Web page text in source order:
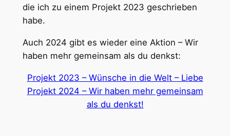
die ich zu einem Projekt 2023 geschrieben
habe.
Auch 2024 gibt es wieder eine Aktion – Wir
haben mehr gemeinsam als du denkst:
Projekt 2023 – Wünsche in die Welt – Liebe
Projekt 2024 – Wir haben mehr gemeinsam
als du denkst!